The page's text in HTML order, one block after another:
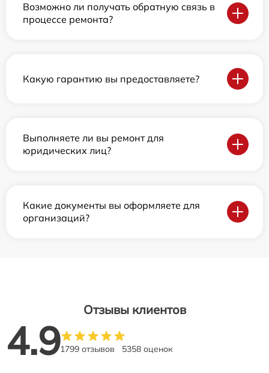
Возможно ли получать обратную связь в
процессе ремонта?
Какую гарантию вы предоставляете?
Выполняете ли вы ремонт для
юридических лиц?
Какие документы вы оформляете для
организаций?
Отзывы клиентов
4.91799 отзывов 5358 оценок